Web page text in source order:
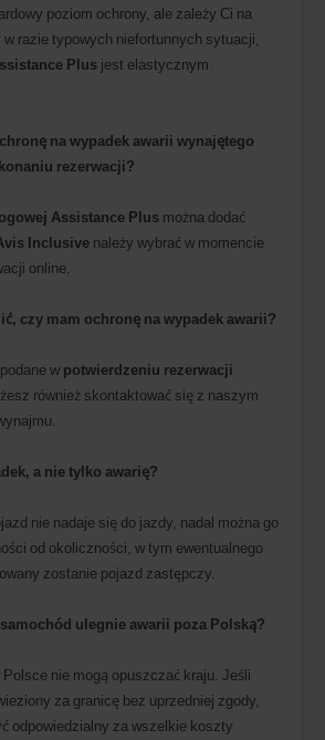
poziom ochrony, ale zależy Ci na
razie typowych niefortunnych sytuacji,
Plus jest elastycznym
na wypadek awarii wynajętego
rezerwacji?
Assistance Plus można dodać
Inclusive należy wybrać w momencie
online.
czy mam ochronę na wypadek awarii?
w potwierdzeniu rezerwacji
również skontaktować się z naszym
a nie tylko awarię?
nie nadaje się do jazdy, nadal można go
od okoliczności, w tym ewentualnego
zostanie pojazd zastępczy.
ulegnie awarii poza Polską?
nie mogą opuszczać kraju. Jeśli
za granicę bez uprzedniej zgody,
odpowiedzialny za wszelkie koszty